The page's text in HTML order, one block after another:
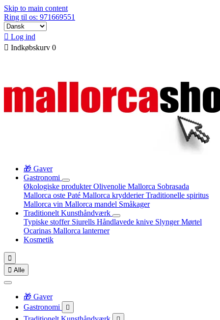
Skip to main content
Ring til os: 971669551
 Log ind
 Indkøbskurv 0
🎁 Gaver
Gastronomi
Økologiske produkterOlivenolie Mallorca Sobrasada
Mallorca oste Paté Mallorca krydderierTraditionelle spiritus
Mallorca vin Mallorca mandel Småkager
Traditionelt Kunsthåndværk
Typiske stoffer Siurells Håndlavede knive SlyngerMørtel
Ocarinas Mallorca lanterner
Kosmetik

 Alle
🎁 Gaver
Gastronomi
